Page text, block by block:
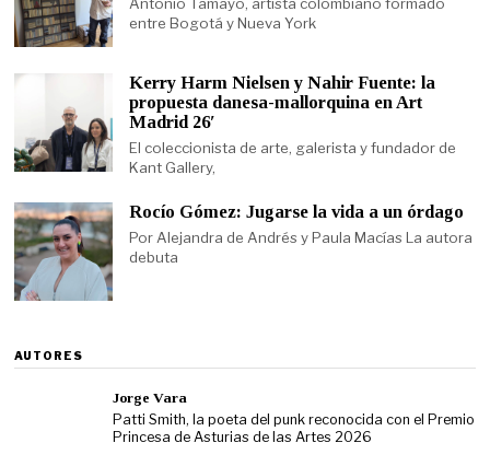
Antonio Tamayo, artista colombiano formado
entre Bogotá y Nueva York
Kerry Harm Nielsen y Nahir Fuente: la
propuesta danesa-mallorquina en Art
Madrid 26′
El coleccionista de arte, galerista y fundador de
Kant Gallery,
Rocío Gómez: Jugarse la vida a un órdago
Por Alejandra de Andrés y Paula Macías La autora
debuta
AUTORES
Jorge Vara
Patti Smith, la poeta del punk reconocida con el Premio
Princesa de Asturias de las Artes 2026